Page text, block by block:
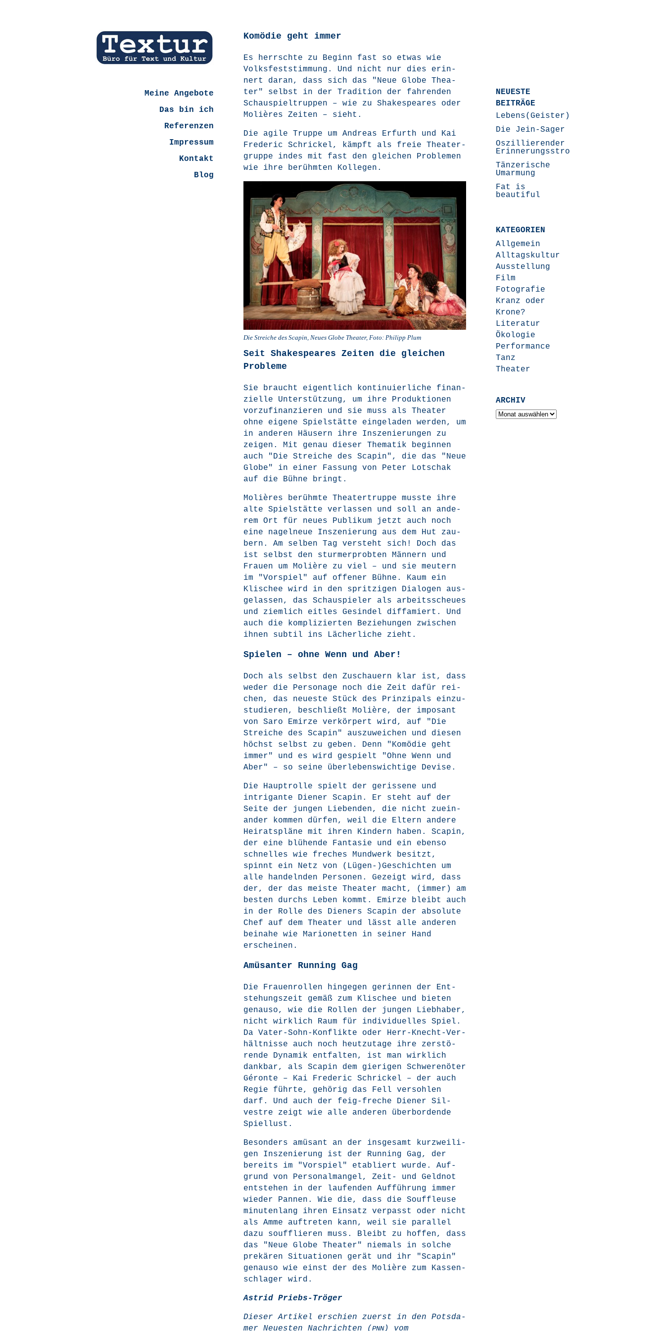
Meine Angebote
Das bin ich
Referenzen
Impressum
Kontakt
Blog
Komödie geht immer
Es herrsch­te zu Beginn fast so etwas wie
Volks­fest­stim­mung. Und nicht nur dies erin­
nert dar­an, dass sich das
"Neue Glo­be Thea­
ter"
selbst in der Tra­di­ti­on der fah­ren­den
Schau­spiel­trup­pen – wie zu Shake­speares oder
Moliè­res Zei­ten – sieht.
Die agi­le Trup­pe um Andre­as Erfurth und Kai
Fre­de­ric Schri­ckel, kämpft als freie Thea­ter­
grup­pe indes mit fast den glei­chen Pro­ble­men
wie ihre berühm­ten Kollegen.
Die Strei­che des Sca­pin, Neu­es Glo­be Thea­ter, Foto: Phil­ipp Plum
Seit Shakespeares Zeiten die gleichen
Probleme
Sie braucht eigent­lich kon­ti­nu­ier­li­che finan­
zi­el­le Unter­stüt­zung, um ihre Pro­duk­tio­nen
vor­zu­fi­nan­zie­ren und sie muss als Thea­ter
ohne eige­ne Spiel­stät­te ein­ge­la­den wer­den, um
in ande­ren Häu­sern ihre Insze­nie­run­gen zu
zei­gen. Mit genau die­ser The­ma­tik begin­nen
auch "Die Strei­che des Sca­pin", die das "Neue
Glo­be" in einer Fas­sung von Peter Lot­schak
auf die Büh­ne bringt.
Moliè­res berühm­te Thea­ter­trup­pe muss­te ihre
alte Spiel­stät­te ver­las­sen und soll an ande­
rem Ort für neu­es Publi­kum jetzt auch noch
eine nagel­neue Insze­nie­rung aus dem Hut zau­
bern. Am sel­ben Tag ver­steht sich! Doch das
ist selbst den sturm­er­prob­ten Män­nern und
Frau­en um Moliè­re zu viel – und sie meu­tern
im "Vor­spiel" auf offe­ner Büh­ne. Kaum ein
Kli­schee wird in den sprit­zi­gen Dia­lo­gen aus­
ge­las­sen, das Schau­spie­ler als arbeits­scheu­es
und ziem­lich eit­les Gesin­del dif­fa­miert. Und
auch die kom­pli­zier­ten Bezie­hun­gen zwi­schen
ihnen sub­til ins Lächer­li­che zieht.
Spielen – ohne Wenn und Aber!
Doch als selbst den Zuschau­ern klar ist, dass
weder die Per­so­na­ge noch die Zeit dafür rei­
chen, das neu­es­te Stück des Prin­zi­pals ein­zu­
stu­die­ren, beschließt Moliè­re, der impo­sant
von Saro Emir­ze ver­kör­pert wird, auf "Die
Strei­che des Sca­pin" aus­zu­wei­chen und die­sen
höchst selbst zu geben. Denn "Komö­die geht
immer" und es wird gespielt "Ohne Wenn und
Aber" – so sei­ne über­le­bens­wich­ti­ge Devise.
Die Haupt­rol­le spielt der geris­se­ne und
intri­gan­te Die­ner Sca­pin. Er steht auf der
Sei­te der jun­gen Lie­ben­den, die nicht zuein­
an­der kom­men dür­fen, weil die Eltern ande­re
Hei­rats­plä­ne mit ihren Kin­dern haben. Sca­pin,
der eine blü­hen­de Fan­ta­sie und ein eben­so
schnel­les wie fre­ches Mund­werk besitzt,
spinnt ein Netz von (Lügen-)Geschichten um
alle han­deln­den Per­so­nen. Gezeigt wird, dass
der, der das meis­te Thea­ter macht, (immer) am
bes­ten durchs Leben kommt. Emir­ze bleibt auch
in der Rol­le des Die­ners Sca­pin der abso­lu­te
Chef auf dem Thea­ter und lässt alle ande­ren
bei­na­he wie Mario­net­ten in sei­ner Hand
erscheinen.
Amüsanter Running Gag
Die Frau­en­rol­len hin­ge­gen gerin­nen der Ent­
ste­hungs­zeit gemäß zum Kli­schee und bie­ten
genau­so, wie die Rol­len der jun­gen Lieb­ha­ber,
nicht wirk­lich Raum für indi­vi­du­el­les Spiel.
Da Vater-Sohn-Kon­flik­te oder Herr-Knecht-Ver­
hält­nis­se auch noch heut­zu­ta­ge ihre zer­stö­
ren­de Dyna­mik ent­fal­ten, ist man wirk­lich
dank­bar, als Sca­pin dem gie­ri­gen Schwe­re­nö­ter
Géron­te – Kai Fre­de­ric Schri­ckel – der auch
Regie führ­te, gehö­rig das Fell ver­soh­len
darf. Und auch der feig-fre­che Die­ner Sil­
vest­re zeigt wie alle ande­ren über­bor­den­de
Spiellust.
Beson­ders amü­sant an der ins­ge­samt kurz­wei­li­
gen Insze­nie­rung ist der Run­ning Gag, der
bereits im "Vor­spiel" eta­bliert wur­de. Auf­
grund von Per­so­nal­man­gel, Zeit- und Geld­not
ent­ste­hen in der lau­fen­den Auf­füh­rung immer
wie­der Pan­nen. Wie die, dass die Souf­fleu­se
minu­ten­lang ihren Ein­satz ver­passt oder nicht
als Amme auf­tre­ten kann, weil sie par­al­lel
dazu souf­flie­ren muss. Bleibt zu hof­fen, dass
das "Neue Glo­be Thea­ter" nie­mals in sol­che
pre­kä­ren Situa­tio­nen gerät und ihr "Sca­pin"
genau­so wie einst der des Moliè­re zum Kas­sen­
schla­ger wird.
Astrid Priebs-Trö­ger
Die­ser Arti­kel erschien zuerst in den Pots­da­
mer Neu­es­ten Nach­rich­ten (PNN) vom
NEUESTE
BEITRÄGE
Lebens(Geister)Geschichten
Die Jein-Sager
Oszillierender
Erinnerungsstrom
Tänzerische
Umarmung
Fat is
beautiful
KATEGORIEN
Allgemein
Alltagskultur
Ausstellung
Film
Fotografie
Kranz oder
Krone?
Literatur
Ökologie
Performance
Tanz
Theater
ARCHIV
Archiv